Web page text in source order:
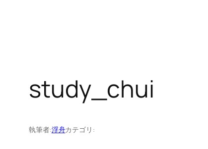
study_chui
執筆者:浮舟カテゴリ: